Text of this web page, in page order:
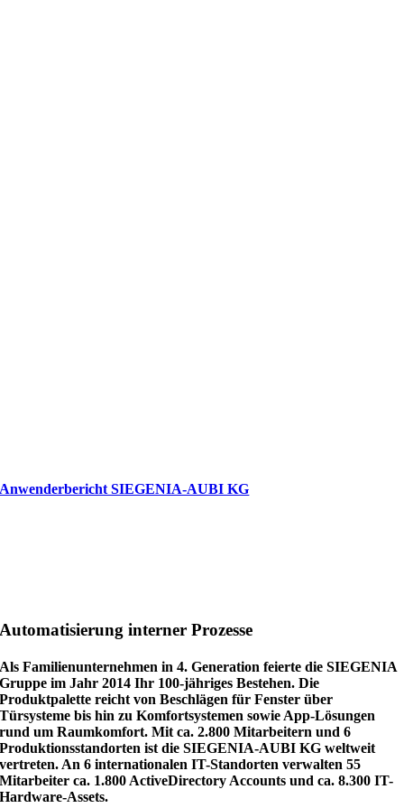
Anwenderbericht SIEGENIA-AUBI KG
Automatisierung interner Prozesse
Als Familienunternehmen in 4. Generation feierte die SIEGENIA
Gruppe im Jahr 2014 Ihr 100-jähriges Bestehen. Die
Produktpalette reicht von Beschlägen für Fenster über
Türsysteme bis hin zu Komfortsystemen sowie App-Lösungen
rund um Raumkomfort. Mit ca. 2.800 Mitarbeitern und 6
Produktionsstandorten ist die SIEGENIA-AUBI KG weltweit
vertreten. An 6 internationalen IT-Standorten verwalten 55
Mitarbeiter ca. 1.800 ActiveDirectory Accounts und ca. 8.300 IT-
Hardware-Assets.